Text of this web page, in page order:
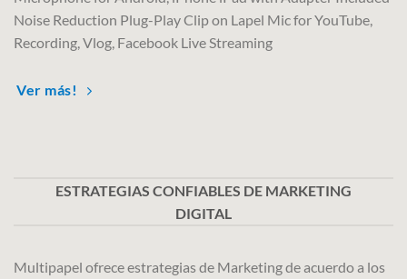
Noise Reduction Plug-Play Clip on Lapel Mic for YouTube,
Recording, Vlog, Facebook Live Streaming
Ver más!
ESTRATEGIAS CONFIABLES DE MARKETING
DIGITAL
Multipapel ofrece estrategias de Marketing de acuerdo a los